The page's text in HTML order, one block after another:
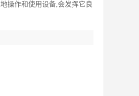
操作和使用设备,会发挥它良